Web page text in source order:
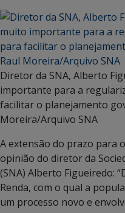
Diretor da SNA, Alberto
importante para a
facilitar o planejamento
Moreira/Arquivo SNA
A extensão do prazo para
opinião do diretor da
(SNA) Alberto Figueiredo:
Renda, com o qual a
um processo novo e